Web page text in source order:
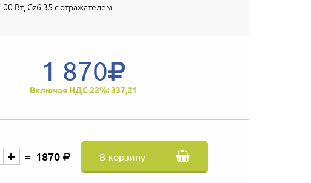
Вт, Gz6,35 с отражателем
1 870
Включая НДС 22%: 337,21
1870 В корзину